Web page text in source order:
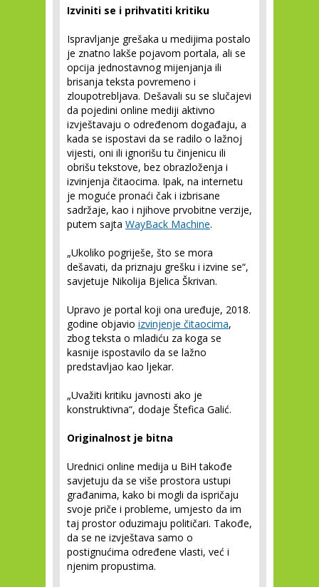
Izviniti se i prihvatiti kritiku
Ispravljanje grešaka u medijima postalo
je znatno lakše pojavom portala, ali se
opcija jednostavnog mijenjanja ili
brisanja teksta povremeno i
zloupotrebljava. Dešavali su se slučajevi
da pojedini online mediji aktivno
izvještavaju o određenom događaju, a
kada se ispostavi da se radilo o lažnoj
vijesti, oni ili ignorišu tu činjenicu ili
obrišu tekstove, bez obrazloženja i
izvinjenja čitaocima. Ipak, na internetu
je moguće pronaći čak i izbrisane
sadržaje, kao i njihove prvobitne verzije,
putem sajta WayBack Machine.
„Ukoliko pogriješe, što se mora
dešavati, da priznaju grešku i izvine se“,
savjetuje Nikolija Bjelica Škrivan.
Upravo je portal koji ona uređuje, 2018.
godine objavio izvinjenje čitaocima,
zbog teksta o mladiću za koga se
kasnije ispostavilo da se lažno
predstavljao kao ljekar.
„Uvažiti kritiku javnosti ako je
konstruktivna“, dodaje Štefica Galić.
Originalnost je bitna
Urednici online medija u BiH takođe
savjetuju da se više prostora ustupi
građanima, kako bi mogli da ispričaju
svoje priče i probleme, umjesto da im
taj prostor oduzimaju političari. Takođe,
da se ne izvještava samo o
postignućima određene vlasti, već i
njenim propustima.